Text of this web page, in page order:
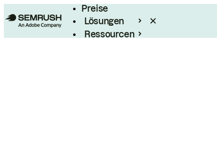
Preise
Lösungen
Ressourcen